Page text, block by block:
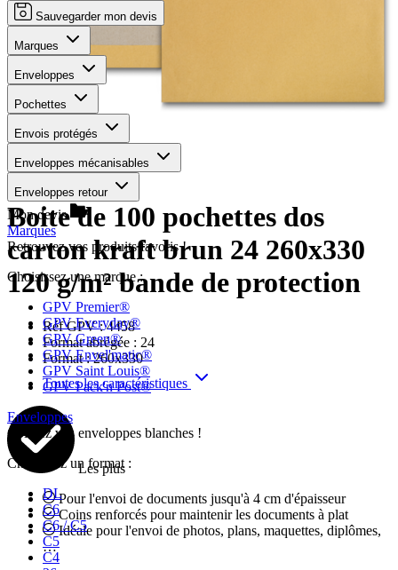
Sauvegarder mon devis
Marques
Enveloppes
Pochettes
Envois protégés
Enveloppes mécanisables
Enveloppes retour
Mon devis
Marques
Retrouvez vos produits favoris !
Choisissez une marque :
GPV Premier®
GPV Everyday®
GPV Green®
GPV Envel'matic®
GPV Saint Louis®
GPV Pack'n Post®
Enveloppes
Colorez vos enveloppes blanches !
Choisissez un format :
DL
C6
C6 / C5
C5
C4
Boite de 100 pochettes dos
carton kraft brun 24 260x330
120 g/m² bande de protection
Réf GPV : 4458
Format abrégée : 24
Format :260x330
Toutes les caractéristiques
Les plus
Pour l'envoi de documents jusqu'à 4 cm d'épaisseur
Coins renforcés pour maintenir les documents à plat
Idéale pour l'envoi de photos, plans, maquettes, diplômes,
…